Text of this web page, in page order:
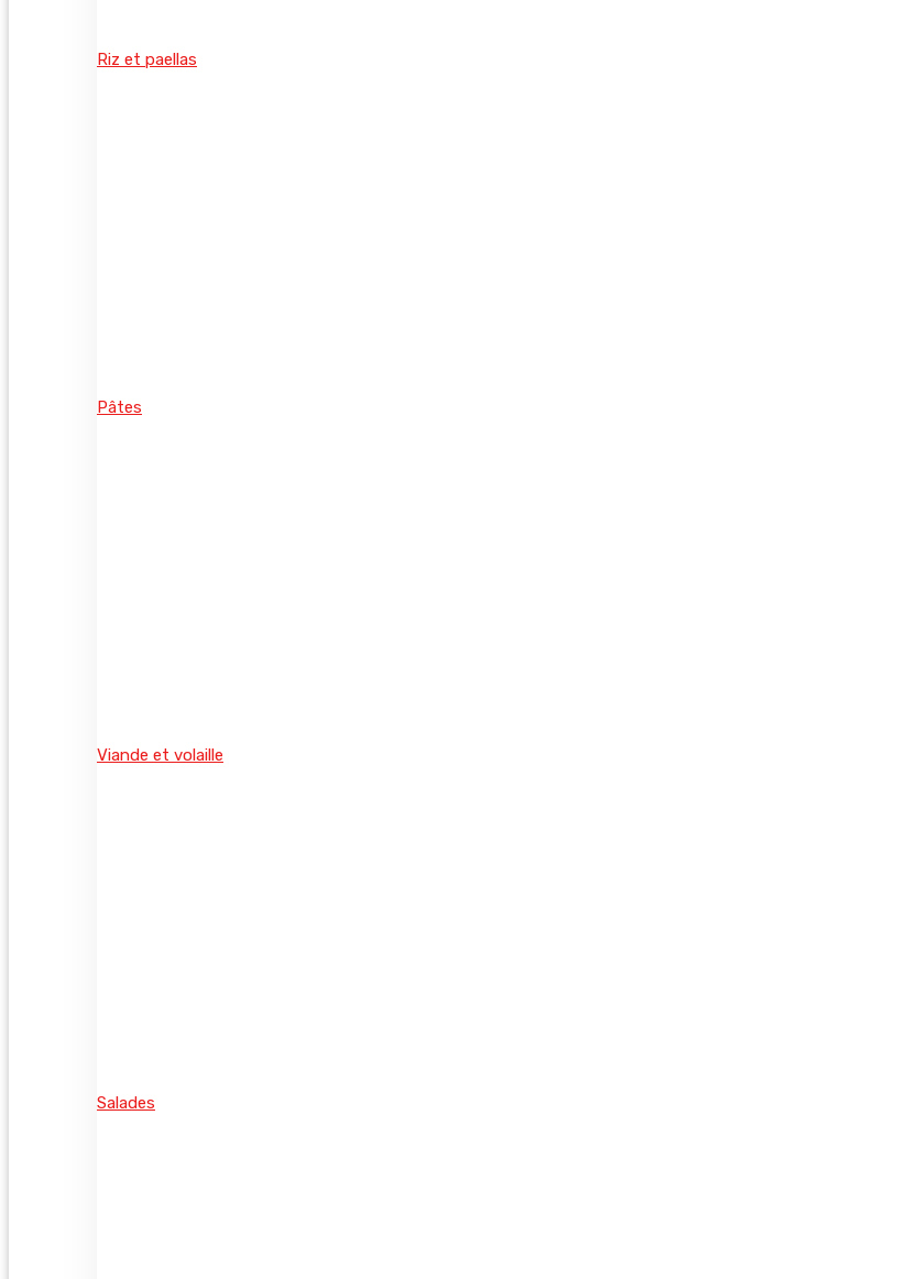
Riz et paellas
Pâtes
Viande et volaille
Salades